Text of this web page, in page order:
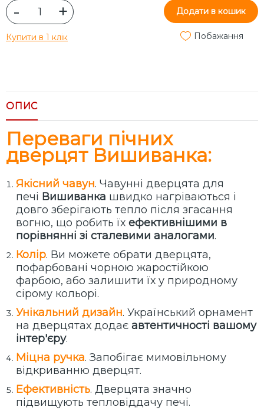
- +
Купити в 1 клік
Додати в кошик
Побажання
ОПИС
Переваги пічних
дверцят Вишиванка:
Якісний чавун. Чавунні дверцята для
печі Вишиванка швидко нагріваються і
довго зберігають тепло після згасання
вогню, що робить їх ефективнішими в
порівнянні зі сталевими аналогами.
Колір. Ви можете обрати дверцята,
пофарбовані чорною жаростійкою
фарбою, або залишити їх у природному
сірому кольорі.
Унікальний дизайн. Український орнамент
на дверцятах додає автентичності вашому
інтер'єру.
Міцна ручка. Запобігає мимовільному
відкриванню дверцят.
Ефективність. Дверцята значно
підвищують тепловіддачу печі.